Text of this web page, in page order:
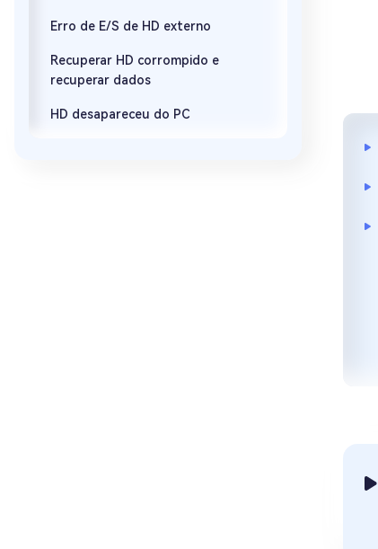
Erro de E/S de HD externo
Recuperar HD corrompido e
recuperar dados
HD desapareceu do PC